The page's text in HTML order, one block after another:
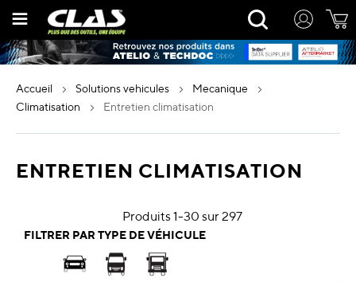
contenu
Rechercher
accueil solutions vehicules
mecanique
climatisation
entretien climatisation
ENTRETIEN CLIMATISATION
Produits 1-30 sur297
FILTRER PAR TYPE DE VÉHICULE